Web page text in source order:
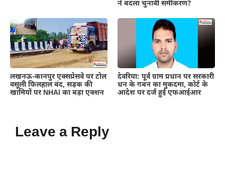
ने बदला चुनावी समीकरण?
लखनऊ-कानपुर एक्सप्रेसवे पर टोल
वसूली फिलहाल बंद, सड़क की
खामियों पर NHAI का बड़ा एक्शन
देवरिया: पूर्व ग्राम प्रधान पर सरकारी
धन के गबन का मुकदमा, कोर्ट के
आदेश पर दर्ज हुई एफआईआर
Leave a Reply